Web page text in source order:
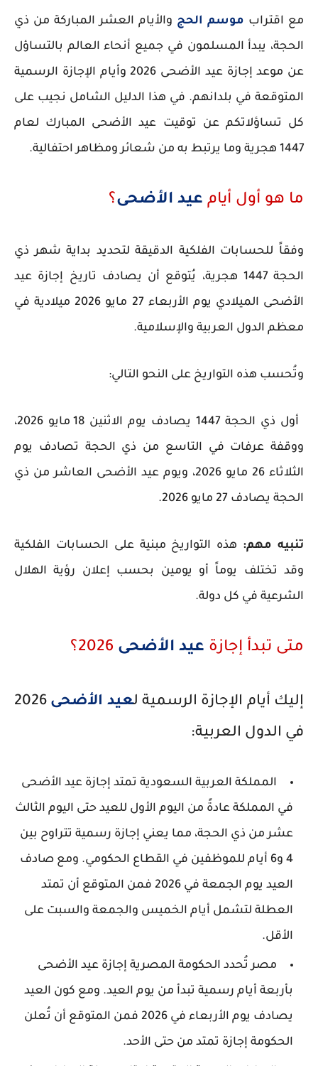
مع اقتراب موسم الحج والأيام العشر المباركة من ذي
الحجة، يبدأ المسلمون في جميع أنحاء العالم بالتساؤل
عن موعد إجازة عيد الأضحى 2026 وأيام الإجازة الرسمية
المتوقعة في بلدانهم. في هذا الدليل الشامل نجيب على
كل تساؤلاتكم عن توقيت عيد الأضحى المبارك لعام
1447 هجرية وما يرتبط به من شعائر ومظاهر احتفالية.
ما هو أول أيام عيد الأضحى؟
وفقاً للحسابات الفلكية الدقيقة لتحديد بداية شهر ذي
الحجة 1447 هجرية، يُتوقع أن يصادف تاريخ إجازة عيد
الأضحى الميلادي يوم الأربعاء 27 مايو 2026 ميلادية في
معظم الدول العربية والإسلامية.
وتُحسب هذه التواريخ على النحو التالي:
أول ذي الحجة 1447 يصادف يوم الاثنين 18 مايو 2026،
ووقفة عرفات في التاسع من ذي الحجة تصادف يوم
الثلاثاء 26 مايو 2026، ويوم عيد الأضحى العاشر من ذي
الحجة يصادف 27 مايو 2026.
تنبيه مهم: هذه التواريخ مبنية على الحسابات الفلكية
وقد تختلف يوماً أو يومين بحسب إعلان رؤية الهلال
الشرعية في كل دولة.
متى تبدأ إجازة عيد الأضحى
إليك أيام الإجازة الرسمية لعيد الأضحى 2026
في الدول العربية:
المملكة العربية السعودية تمتد إجازة عيد الأضحى
في المملكة عادةً من اليوم الأول للعيد حتى اليوم الثالث
عشر من ذي الحجة، مما يعني إجازة رسمية تتراوح بين
4 و6 أيام للموظفين في القطاع الحكومي. ومع صادف
العيد يوم الجمعة في 2026 فمن المتوقع أن تمتد
العطلة لتشمل أيام الخميس والجمعة والسبت على
الأقل.
مصر تُحدد الحكومة المصرية إجازة عيد الأضحى
بأربعة أيام رسمية تبدأ من يوم العيد. ومع كون العيد
يصادف يوم الأربعاء في 2026 فمن المتوقع أن تُعلن
الحكومة إجازة تمتد من حتى الأحد.